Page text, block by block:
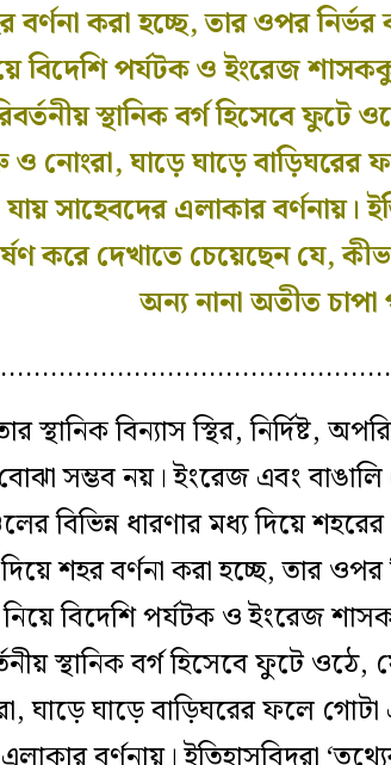
করা হচ্ছে, তার ওপর
বিদেশিপর্যটক ও ইংরেজ
স্থানিক বর্গ হিসেবে
নোংরা, ঘাড়ে ঘাড়ে বাড়িঘরের
সাহেবদের এলাকার বর্ণনায়।
করে দেখাতে চেয়েছেন যে,
অন্য নানা অতীত চাপা
বিন্যাস স্থির, নির্দিষ্ট,
বোঝা সম্ভব নয়।ইংরেজ এবং বাঙালি
বিভিন্ন ধারণার মধ্য দিয়েশহরের
শহর বর্ণনা করা হচ্ছে, তার ওপর
বিদেশিপর্যটক ও ইংরেজ
স্থানিক বর্গ হিসেবে ফুটে
ঘাড়ে ঘাড়ে বাড়িঘরের ফলে গোটা